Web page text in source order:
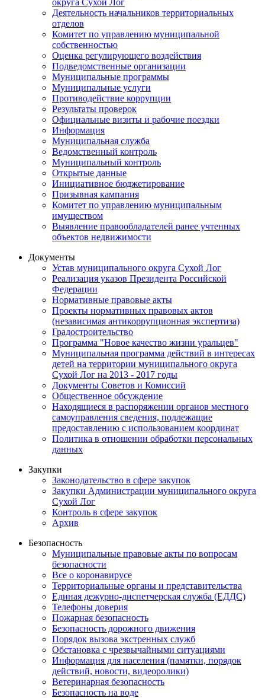
Деятельность начальников территориальных
отделов
Комитет по управлению муниципальной
собственностью
Оценка регулирующего воздействия
Подведомственные организации
Муниципальные программы
Муниципальные услуги
Противодействие коррупции
Результаты проверок
Официальные визиты и рабочие поездки
Информация
Муниципальная служба
Ведомственный контроль
Муниципальный контроль
Открытые данные
Инициативное бюджетирование
Призывная кампания
Комитет по управлению муниципальным
имуществом
Выявление правообладателей ранее учтенных
объектов недвижимости
Документы
Устав муниципального округа Сухой Лог
Реализация указов Президента Российской
Федерации
Нормативные правовые акты
Проекты нормативных правовых актов
(независимая антикоррупционная экспертиза)
Градостроительство
Программа "Новое качество жизни уральцев"
Муниципальная программа действий в интересах
детей на территории муниципального округа
Сухой Лог на 2013 - 2017 годы
Документы Советов и Комиссий
Общественное обсуждение
Находящиеся в распоряжении органов местного
самоуправления сведения, подлежащие
предоставлению с использованием координат
Политика в отношении обработки персональных
данных
Закупки
Законодательство в сфере закупок
Закупки Администрации муниципального округа
Сухой Лог
Контроль в сфере закупок
Архив
Безопасность
Муниципальные правовые акты по вопросам
безопасности
Все о коронавирусе
Территориальные органы и представительства
Единая дежурно-диспетчерская служба (ЕДДС)
Телефоны доверия
Пожарная безопасность
Безопасность дорожного движения
Порядок вызова экстренных служб
Обстановка с чрезвычайными ситуациями
Информация для населения (памятки, порядок
действий, новости, видеоролики)
Ветеринарная безопасность
Безопасность на воде